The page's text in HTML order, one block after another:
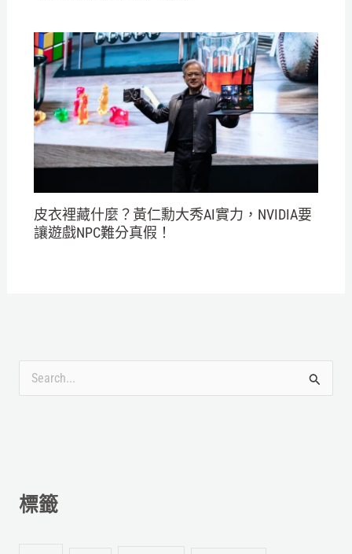
皮衣裡藏什麼？黃仁勳大秀AI實力，NVIDIA要
讓遊戲NPC難分真假！
:標籤